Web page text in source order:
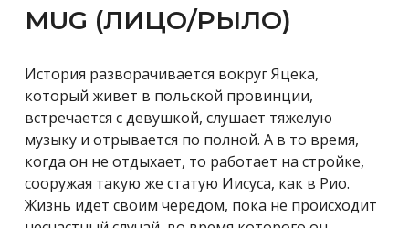
MUG (ЛИЦО/РЫЛО)
История разворачивается вокруг Яцека,
который живет в польской провинции,
встречается с девушкой, слушает тяжелую
музыку и отрывается по полной. А в то время,
когда он не отдыхает, то работает на стройке,
сооружая такую же статую Иисуса, как в Рио.
Жизнь идет своим чередом, пока не происходит